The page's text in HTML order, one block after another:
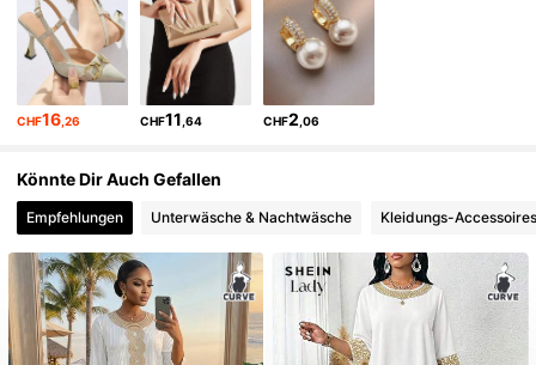
4,70 82K Follower
4,70 82K Follower
4,70 82K Follower
CHF16 ,26 CHF11 ,64 CHF2 ,06
Könnte Dir Auch Gefallen
Empfehlungen Unterwäsche & Nachtwäsche Kleidungs-Accessoires